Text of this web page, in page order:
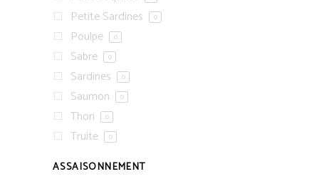
Petite Sardines 0
Poulpe 0
Sabre 0
Sardines 0
Saumon 0
Thon 0
Truite 0
ASSAISONNEMENT